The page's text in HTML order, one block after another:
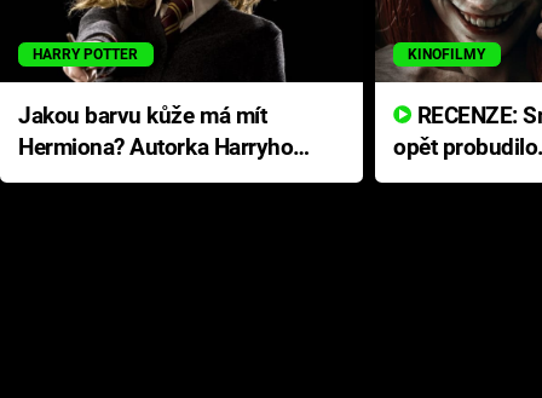
HARRY POTTER
Jakou barvu kůže má mít
Hermiona? Autorka Harryho
Pottera přišla s ráznou
KINOFILMY
opět
přichází s